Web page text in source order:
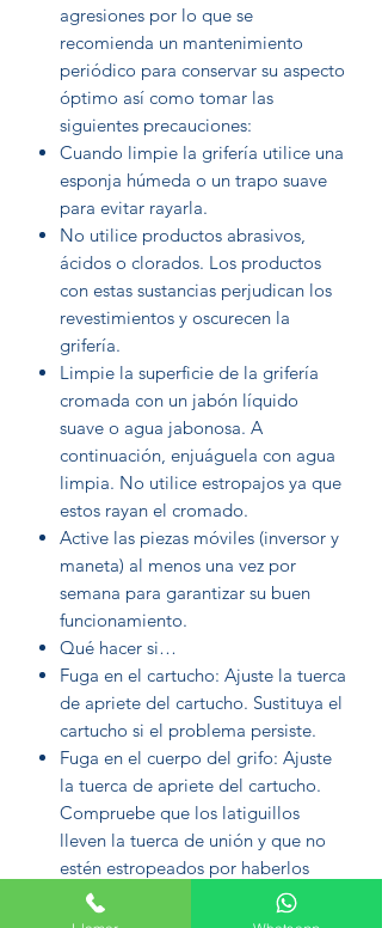
agresiones por lo que se
recomienda un mantenimiento
periódico para conservar su aspecto
óptimo así como tomar las
siguientes precauciones:
Cuando limpie la grifería utilice una
esponja húmeda o un trapo suave
para evitar rayarla.
No utilice productos abrasivos,
ácidos o clorados. Los productos
con estas sustancias perjudican los
revestimientos y oscurecen la
grifería.
Limpie la superficie de la grifería
cromada con un jabón líquido
suave o agua jabonosa. A
continuación, enjuáguela con agua
limpia. No utilice estropajos ya que
estos rayan el cromado.
Active las piezas móviles (inversor y
maneta) al menos una vez por
semana para garantizar su buen
funcionamiento.
Qué hacer si…
Fuga en el cartucho: Ajuste la tuerca
de apriete del cartucho. Sustituya el
cartucho si el problema persiste.
Fuga en el cuerpo del grifo: Ajuste
la tuerca de apriete del cartucho.
Compruebe que los latiguillos
lleven la tuerca de unión y que no
estén estropeados por haberlos
apretado demasiado. Si el
problema persiste contacte con su